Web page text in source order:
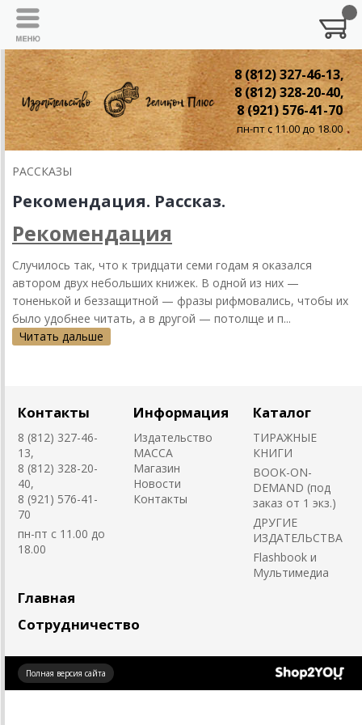
8 (812) 327-46-13,
8 (812) 328-20-40,
8 (921) 576-41-70
пн-пт с 11.00 до 18.00
РАССКАЗЫ
Рекомендация. Рассказ.
Рекомендация
Случилось так, что к тридцати семи годам я оказался
автором двух небольших книжек. В одной из них —
тоненькой и беззащитной — фразы рифмовались, чтобы их
было удобнее читать, а в другой — потолще и п...
Читать дальше
Контакты
8 (812) 327-46-
13,
8 (812) 328-20-
40,
8 (921) 576-41-
70
пн-пт с 11.00 до
18.00
Информация
Издательство
MACCA
Магазин
Новости
Контакты
Каталог
ТИРАЖНЫЕ
КНИГИ
BOOK-ON-
DEMAND (под
заказ от 1 экз.)
ДРУГИЕ
ИЗДАТЕЛЬСТВА
Flashbook и
Мультимедиа
Главная
Сотрудничество
Полная версия сайта